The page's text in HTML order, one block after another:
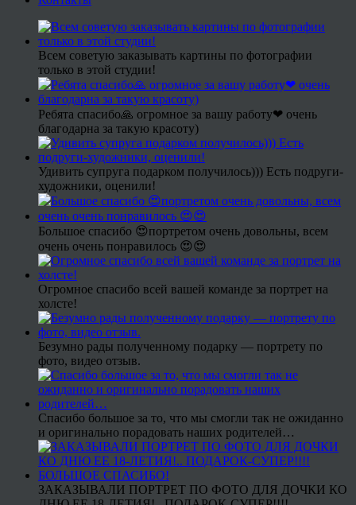
Всем советую заказывать картины по фотографии
только в этой студии!
Ребята спасибо🙏 огромное за вашу работу❤ очень
благодарна за такую красоту)
Удивить супруга подарком получилось))) Есть подруги-
художники, оценили!
Большое спасибо 😍портретом очень довольны, всем
очень очень понравилось 😍😍
Огромное спасибо всей вашей команде за портрет на
холсте!
Безумно рады полученному подарку — портрету по
фото, видео отзыв.
Спасибо большое за то, что мы смогли так не ожиданно
и оригинально порадовать наших родителей…
ЗАКАЗЫВАЛИ ПОРТРЕТ ПО ФОТО ДЛЯ ДОЧКИ КО